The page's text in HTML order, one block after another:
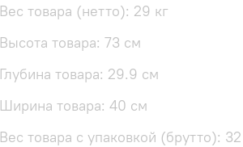
Вес товара (нетто): 29 кг
Высота товара: 73 см
Глубина товара: 29.9 см
Ширина товара: 40 см
Вес товара с упаковкой (брутто): 32